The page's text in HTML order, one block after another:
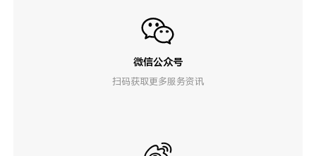
微信公众号
扫码获取更多服务资讯